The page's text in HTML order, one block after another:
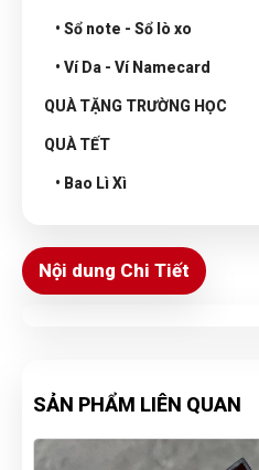
• Sổ note - Sổ lò xo
• Ví Da - Ví Namecard
QUÀ TẶNG TRƯỜNG HỌC
QUÀ TẾT
• Bao Lì Xì
Nội dung Chi Tiết
SẢN PHẨM LIÊN QUAN